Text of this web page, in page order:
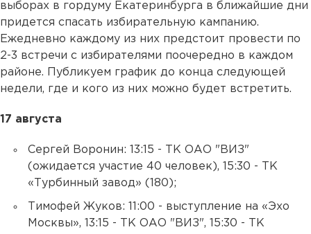
выборах в гордуму Екатеринбурга в ближайшие дни
придется спасать избирательную кампанию.
Ежедневно каждому из них предстоит провести по
2-3 встречи с избирателями поочередно в каждом
районе. Публикуем график до конца следующей
недели, где и кого из них можно будет встретить.
17 августа
Сергей Воронин: 13:15 - ТК ОАО "ВИЗ"
(ожидается участие 40 человек), 15:30 - ТК
«Турбинный завод» (180);
Тимофей Жуков: 11:00 - выступление на «Эхо
Москвы», 13:15 - ТК ОАО "ВИЗ", 15:30 - ТК